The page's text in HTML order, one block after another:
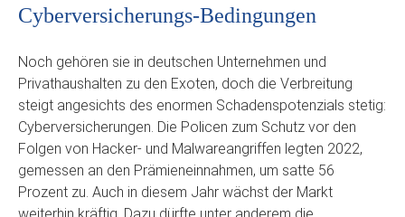
Cyberversicherungs-Bedingungen
Noch gehören sie in deutschen Unternehmen und
Privathaushalten zu den Exoten, doch die Verbreitung
steigt angesichts des enormen Schadenspotenzials stetig:
Cyberversicherungen. Die Policen zum Schutz vor den
Folgen von Hacker- und Malwareangriffen legten 2022,
gemessen an den Prämieneinnahmen, um satte 56
Prozent zu. Auch in diesem Jahr wächst der Markt